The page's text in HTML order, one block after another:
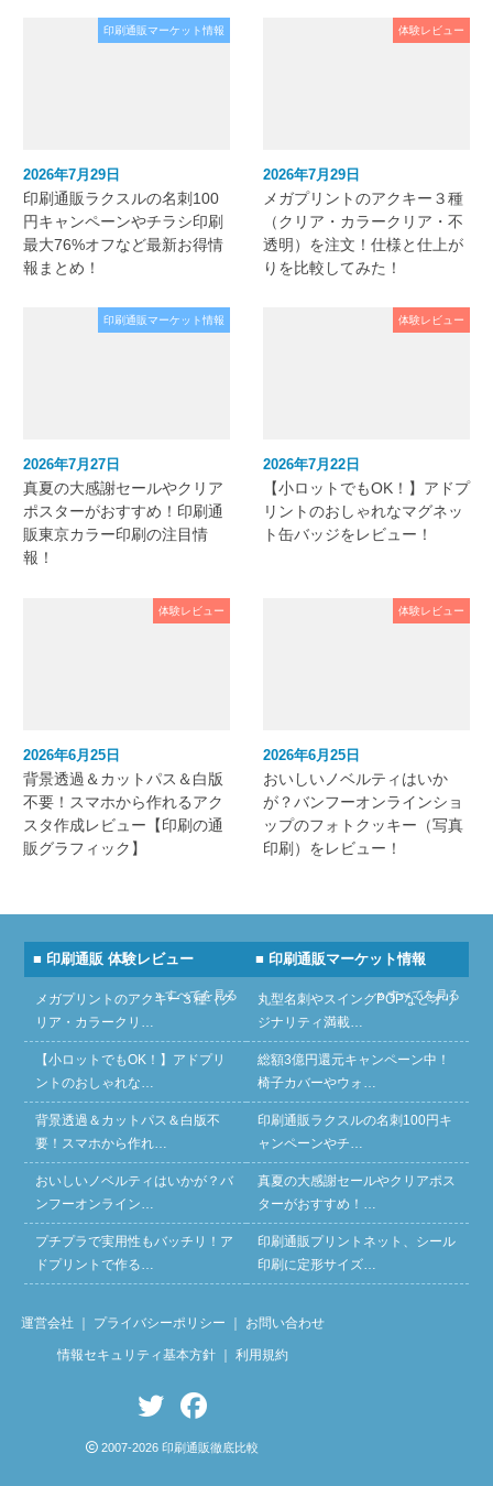
印刷通販マーケット情報
2026年7月29日
印刷通販ラクスルの名刺100
円キャンペーンやチラシ印刷
最大76%オフなど最新お得情
報まとめ！
体験レビュー
2026年7月29日
メガプリントのアクキー３種
（クリア・カラークリア・不
透明）を注文！仕様と仕上が
りを比較してみた！
印刷通販マーケット情報
2026年7月27日
真夏の大感謝セールやクリア
ポスターがおすすめ！印刷通
販東京カラー印刷の注目情
報！
体験レビュー
2026年7月22日
【小ロットでもOK！】アドプ
リントのおしゃれなマグネッ
ト缶バッジをレビュー！
体験レビュー
2026年6月25日
背景透過＆カットパス＆白版
不要！スマホから作れるアク
スタ作成レビュー【印刷の通
販グラフィック】
体験レビュー
2026年6月25日
おいしいノベルティはいか
が？バンフーオンラインショ
ップのフォトクッキー（写真
印刷）をレビュー！
■ 印刷通販 体験レビュー
» すべてを見る
メガプリントのアクキー３種（ク
リア・カラークリ…
【小ロットでもOK！】アドプリ
ントのおしゃれな…
背景透過＆カットパス＆白版不
要！スマホから作れ…
おいしいノベルティはいかが？バ
ンフーオンライン…
プチプラで実用性もバッチリ！ア
ドプリントで作る…
■ 印刷通販マーケット情報
» すべてを見る
丸型名刺やスイングPOPなどオリ
ジナリティ満載…
総額3億円還元キャンペーン中！
椅子カバーやウォ…
印刷通販ラクスルの名刺100円キ
ャンペーンやチ…
真夏の大感謝セールやクリアポス
ターがおすすめ！…
印刷通販プリントネット、シール
印刷に定形サイズ…
運営会社 プライバシーポリシー お問い合わせ
情報セキュリティ基本方針｜ 利用規約
2007-2026 印刷通販徹底比較